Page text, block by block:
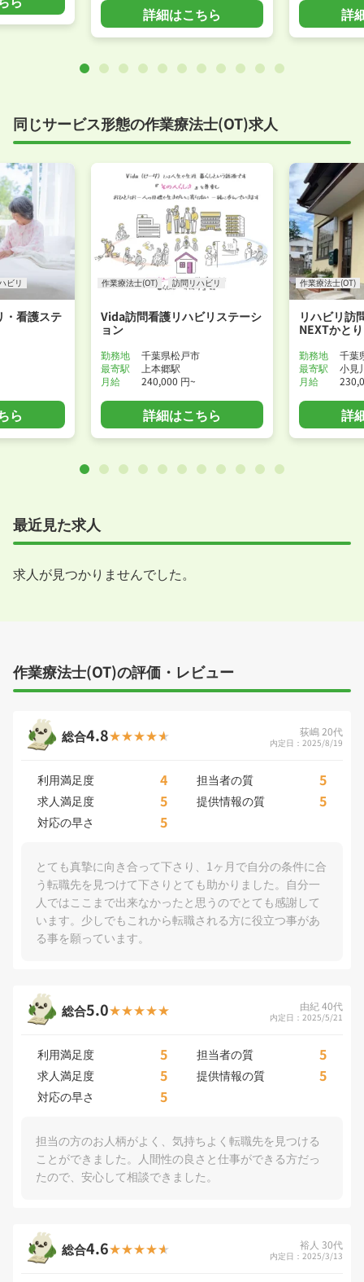
詳細はこちら 詳
同じサービス形態の作業療法士(OT)求人
ビリ
・看護ステ
ら
作業療法士(OT) 訪問リハビリ
Vida訪問看護リハビリステーシ
ョン
勤務地
千葉県松戸市
最寄駅
上本郷駅
月給
240,000 円~
詳細はこちら
作業療法士(OT)
リハビリ訪
NEXTかとり
勤務地
千葉
最寄駅
小見
月給
詳
最近見た求人
求人が見つかりませんでした。
作業療法士(OT)の評価・レビュー
総合4.8 荻嶋 20代
内定日：2025/8/19
利用満足度 4 担当者の質 5
求人満足度 5 提供情報の質 5
対応の早さ 5
とても真摯に向き合って下さり、1ヶ月で自分の条件に合
う転職先を見つけて下さりとても助かりました。自分一
人ではここまで出来なかったと思うのでとても感謝して
います。少しでもこれから転職される方に役立つ事があ
る事を願っています。
総合5.0 由紀 40代
内定日：2025/5/21
利用満足度 5 担当者の質 5
求人満足度 5 提供情報の質 5
対応の早さ 5
担当の方のお人柄がよく、気持ちよく転職先を見つける
ことができました。人間性の良さと仕事ができる方だっ
たので、安心して相談できました。
総合4.6 裕人 30代
内定日：2025/3/13